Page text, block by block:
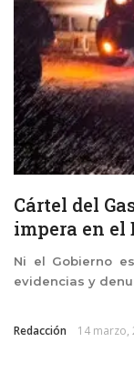
Cártel del
impera en el
Ni el Gobierno
evidencias y
Redacción 14 marzo,